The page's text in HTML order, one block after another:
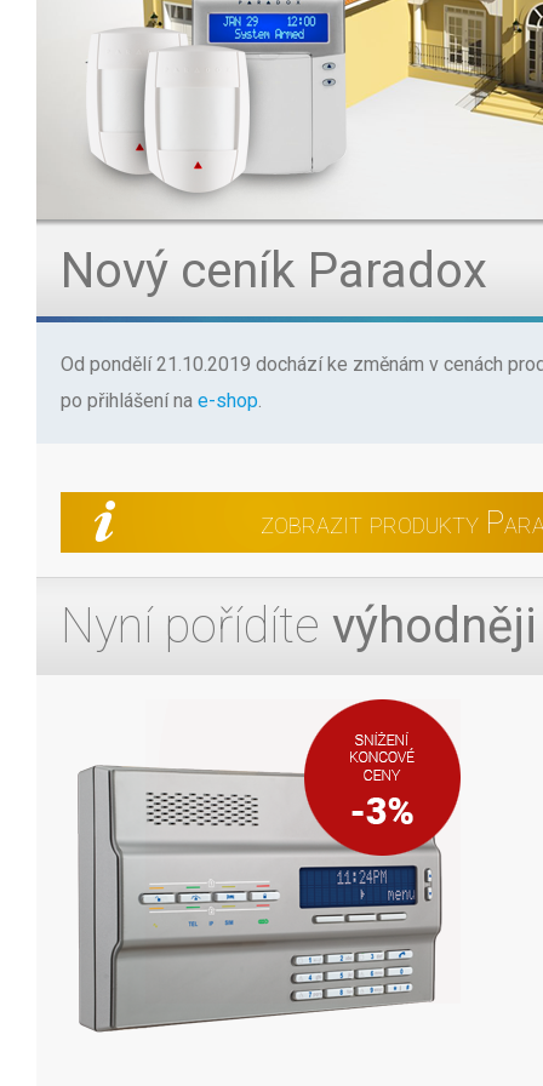
Nový ceník Paradox
Od pondělí 21.10.2019 dochází ke změnám v cenách
po přihlášení na e-shop.
zobrazit produkty
Nyní pořídíte výhodněji